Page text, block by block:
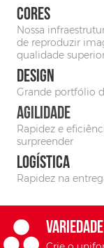
CORES
Nossa
de reproduzir
qualidade
DESIGN
Grande portfólio
AGILIDADE
Rapidez e
surpreender
LOGÍSTICA
Rapidez na